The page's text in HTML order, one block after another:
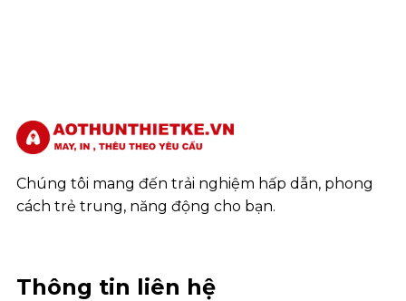
Chúng tôi mang đến trải nghiệm hấp dẫn, phong
cách trẻ trung, năng động cho bạn.
Thông tin liên hệ